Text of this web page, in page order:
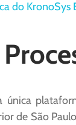
do KronoSys
de São